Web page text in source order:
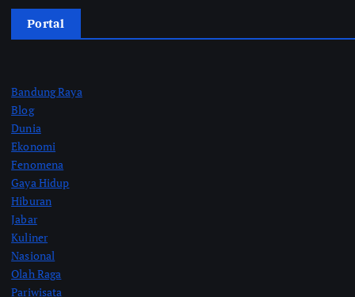
Portal
Bandung Raya
Blog
Dunia
Ekonomi
Fenomena
Gaya Hidup
Hiburan
Jabar
Kuliner
Nasional
Olah Raga
Pariwisata